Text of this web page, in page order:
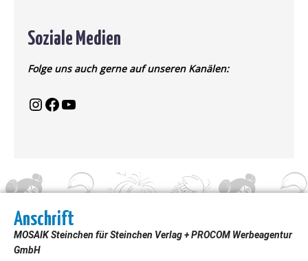
Soziale Medien
Folge uns auch gerne auf unseren Kanälen:
Anschrift
MOSAIK Steinchen für Steinchen Verlag + PROCOM Werbeagentur
GmbH